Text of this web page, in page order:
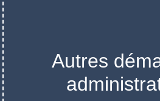
Autres